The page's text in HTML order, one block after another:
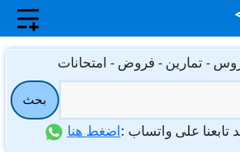
- تمارين - فروض - امتحانات
بحث
على واتساب :اضغط هنا